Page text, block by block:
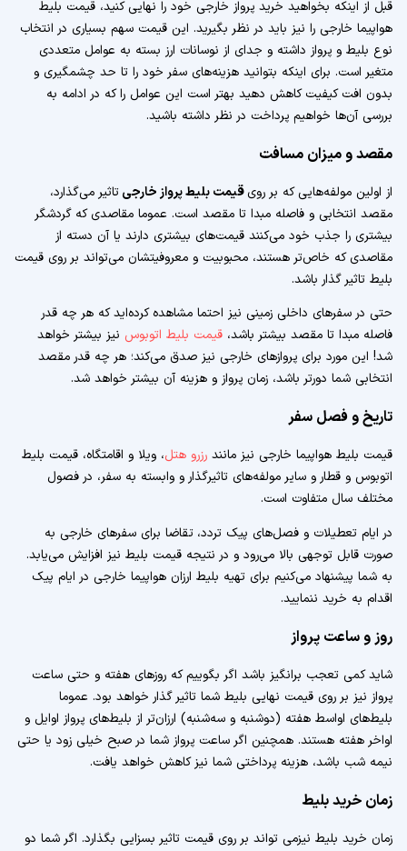
قبل از اینکه بخواهید خرید پرواز خارجی خود را نهایی کنید، قیمت بلیط
هواپیما خارجی را نیز باید در نظر بگیرید. این قیمت سهم بسیاری در انتخاب
نوع بلیط و پرواز داشته و جدای از نوسانات ارز بسته به عوامل متعددی
متغیر است. برای اینکه بتوانید هزینه‌های سفر خود را تا حد چشمگیری و
بدون افت کیفیت کاهش دهید بهتر است این عوامل را که در ادامه به
بررسی آن‌ها خواهیم پرداخت در نظر داشته باشید.
مقصد و میزان مسافت
از اولین مولفه‌هایی که بر رویقیمت بلیط پرواز خارجیتاثیر می‌گذارد،
مقصد انتخابی و فاصله مبدا تا مقصد است. عموما مقاصدی که گردشگر
بیشتری را جذب خود می‌کنند قیمت‌های بیشتری دارند یا آن دسته از
مقاصدی که خاص‌تر هستند، محبوبیت و معروفیتشان می‌تواند بر روی قیمت
بلیط تاثیر گذار باشد.
حتی در سفرهای داخلی زمینی نیز احتما مشاهده کرده‌اید که هر چه قدر
فاصله مبدا تا مقصد بیشتر باشد، قیمت بلیط اتوبوس نیز بیشتر خواهد
شد! این مورد برای پروازهای خارجی نیز صدق می‌کند؛ هر چه قدر مقصد
انتخابی شما دورتر باشد، زمان پرواز و هزینه آن بیشتر خواهد شد.
تاریخ و فصل سفر
قیمت بلیط هواپیما خارجی نیز مانند رزرو هتل، ویلا و اقامتگاه، قیمت بلیط
اتوبوس و قطار و سایر مولفه‌های تاثیرگذار و وابسته به سفر، در فصول
مختلف سال متفاوت است.
در ایام تعطیلات و فصل‌های پیک تردد، تقاضا برای سفرهای خارجی به
صورت قابل توجهی بالا می‌رود و در نتیجه قیمت بلیط نیز افزایش می‌یابد.
به شما پیشنهاد می‌کنیم برای تهیه بلیط ارزان هواپیما خارجی در ایام پیک
اقدام به خرید ننمایید.
روز و ساعت پرواز
شاید کمی تعجب برانگیز باشد اگر بگوییم که روزهای هفته و حتی ساعت
پرواز نیز بر روی قیمت نهایی بلیط شما تاثیر گذار خواهد بود. عموما
بلیط‌های اواسط هفته (دوشنبه و سه‌شنبه) ارزان‌تر از بلیط‌های پرواز اوایل و
اواخر هفته هستند. همچنین اگر ساعت پرواز شما در صبح خیلی زود یا حتی
نیمه شب باشد، هزینه پرداختی شما نیز کاهش خواهد یافت.
زمان خرید بلیط
زمان خرید بلیط نیزمی تواند بر روی قیمت تاثیر بسزایی بگذارد. اگر شما دو